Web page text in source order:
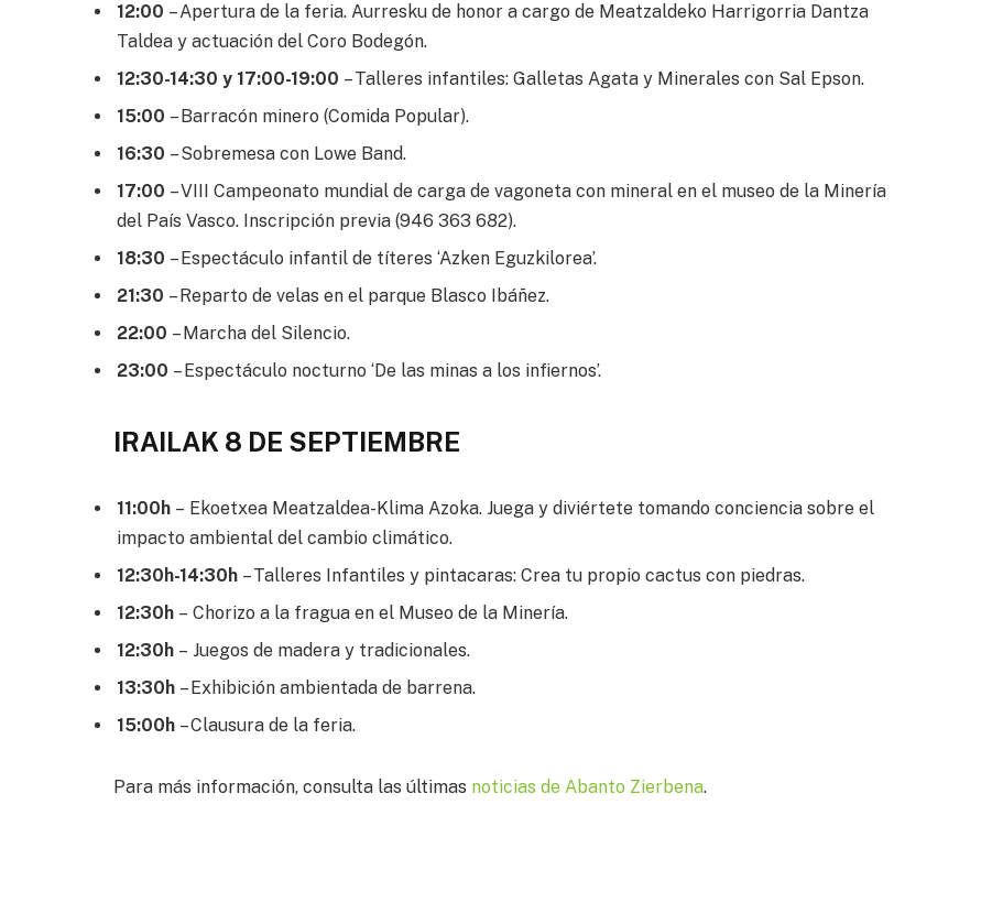
12:00 – Apertura de la feria. Aurresku de honor a cargo de Meatzaldeko Harrigorria Dantza
Taldea y actuación del Coro Bodegón.
12:30-14:30 y 17:00-19:00 – Talleres infantiles: Galletas Agata y Minerales con Sal Epson.
15:00 – Barracón minero (Comida Popular).
16:30 – Sobremesa con Lowe Band.
17:00 – VIII Campeonato mundial de carga de vagoneta con mineral en el museo de la Minería
del País Vasco. Inscripción previa (946 363 682).
18:30 – Espectáculo infantil de títeres ‘Azken Eguzkilorea’.
21:30 – Reparto de velas en el parque Blasco Ibáñez.
22:00 – Marcha del Silencio.
23:00 – Espectáculo nocturno ‘De las minas a los infiernos’.
IRAILAK 8 DE SEPTIEMBRE
11:00h – Ekoetxea Meatzaldea-Klima Azoka. Juega y diviértete tomando conciencia sobre el
impacto ambiental del cambio climático.
12:30h-14:30h – Talleres Infantiles y pintacaras: Crea tu propio cactus con piedras.
12:30h – Chorizo a la fragua en el Museo de la Minería.
12:30h – Juegos de madera y tradicionales.
13:30h – Exhibición ambientada de barrena.
15:00h – Clausura de la feria.
Para más información, consulta las últimas noticias de Abanto Zierbena.